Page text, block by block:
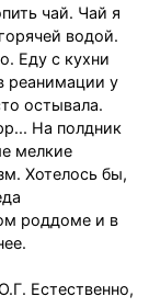
чай. Чай я
водой.
Еду с кухни
реанимации у
остывала.
На полдник
мелкие
Хотелось бы,
роддоме и в
Естественно,